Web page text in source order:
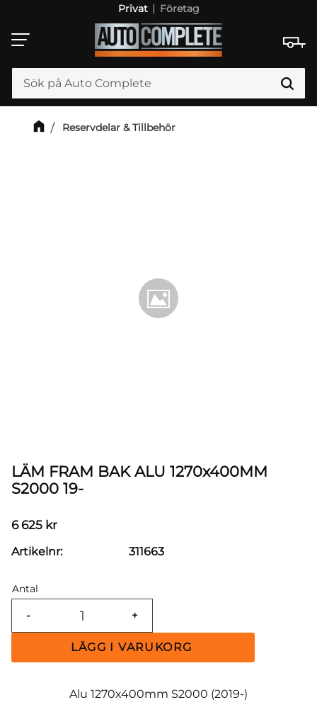
Meny
Privat Företag
Reservdelar & Tillbehör
LÄM FRAM BAK ALU 1270x400MM
S2000 19-
6 625 kr
Antal
+
-
Artikelnr 311663
Alu 1270x400mm S2000 (2019-)